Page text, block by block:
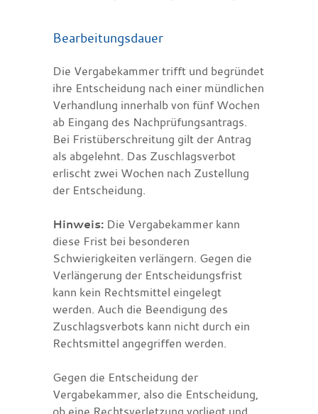
Bearbeitungsdauer
Die Vergabekammer trifft und begründet
ihre Entscheidung nach einer mündlichen
Verhandlung innerhalb von fünf Wochen
ab Eingang des Nachprüfungsantrags.
Bei Fristüberschreitung gilt der Antrag
als abgelehnt. Das Zuschlagsverbot
erlischt zwei Wochen nach Zustellung
der Entscheidung.
Hinweis: Die Vergabekammer kann
diese Frist bei besonderen
Schwierigkeiten verlängern. Gegen die
Verlängerung der Entscheidungsfrist
kann kein Rechtsmittel eingelegt
werden. Auch die Beendigung des
Zuschlagsverbots kann nicht durch ein
Rechtsmittel angegriffen werden.
Gegen die Entscheidung der
Vergabekammer, also die Entscheidung,
ob eine Rechtsverletzung vorliegt und